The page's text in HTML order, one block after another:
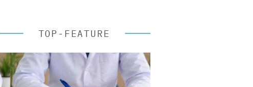
TOP-FEATURE